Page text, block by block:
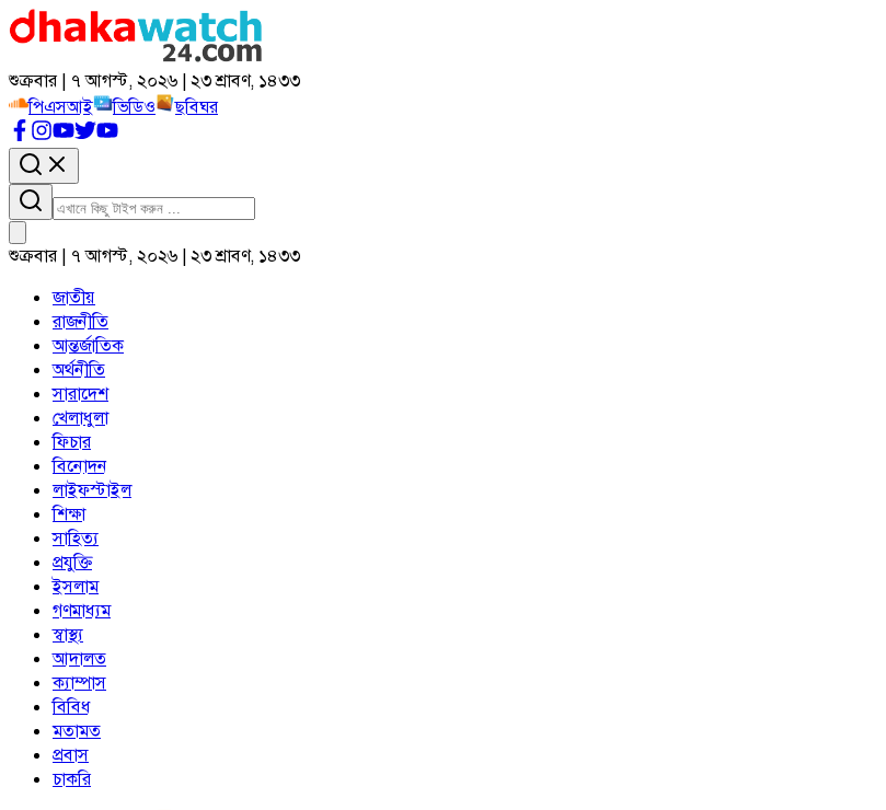
শুক্রবার | ৭ আগস্ট, ২০২৬ | ২৩ শ্রাবণ, ১৪৩৩
পিএসআই
ভিডিও ছবিঘর
শুক্রবার | ৭ আগস্ট, ২০২৬ | ২৩ শ্রাবণ, ১৪৩৩
জাতীয়
রাজনীতি
আন্তর্জাতিক
অর্থনীতি
সারাদেশ
খেলাধুলা
ফিচার
বিনোদন
লাইফস্টাইল
শিক্ষা
সাহিত্য
প্রযুক্তি
ইসলাম
গণমাধ্যম
স্বাস্থ্য
আদালত
ক্যাম্পাস
বিবিধ
মতামত
প্রবাস
চাকরি